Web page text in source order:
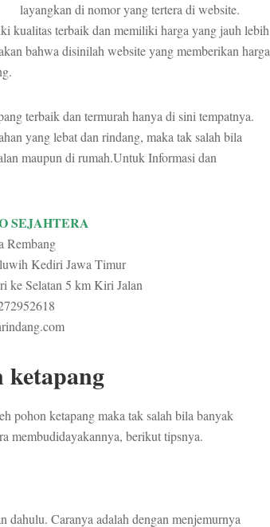
layangkan di nomor yang tertera di website.
kualitas terbaik dan memiliki harga yang jauh lebih
bahwa disinilah website yang memberikan harga
terbaik dan termurah hanya di sini tempatnya.
yang lebat dan rindang, maka tak salah bila
maupun di rumah.Untuk Informasi dan
SEJAHTERA
Rembang
Kediri Jawa Timur
Selatan 5 km Kiri Jalan
ketapang
pohon ketapang maka tak salah bila banyak
membudidayakannya, berikut tipsnya.
dahulu. Caranya adalah dengan menjemurnya